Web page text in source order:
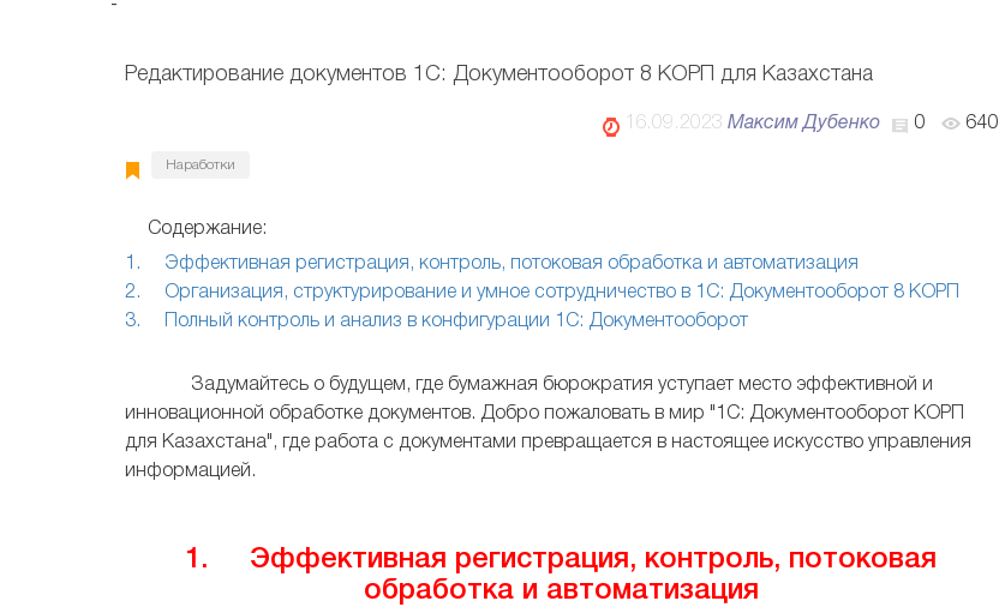
-
Редактирование документов 1С: Документооборот 8 КОРП для Казахстана
0 640
16.09.2023 Максим Дубенко
Наработки
Содержание:
1. Эффективная регистрация, контроль, потоковая обработка и автоматизация
2. Организация, структурирование и умное сотрудничество в 1С: Документооборот 8 КОРП
3. Полный контроль и анализ в конфигурации 1С: Документооборот
Задумайтесь о будущем, где бумажная бюрократия уступает место эффективной и
инновационной обработке документов. Добро пожаловать в мир "1С: Документооборот КОРП
для Казахстана", где работа с документами превращается в настоящее искусство управления
информацией.
1. Эффективная регистрация, контроль, потоковая
обработка и автоматизация